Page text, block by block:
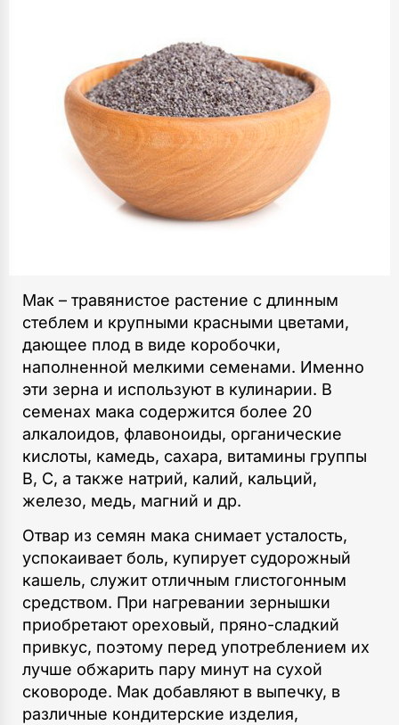
Мак – травянистое растение с длинным
стеблем и крупными красными цветами,
дающее плод в виде коробочки,
наполненной мелкими семенами. Именно
эти зерна и используют в кулинарии. В
семенах мака содержится более 20
алкалоидов, флавоноиды, органические
кислоты, камедь, сахара, витамины группы
В, С, а также натрий, калий, кальций,
железо, медь, магний и др.
Отвар из семян мака снимает усталость,
успокаивает боль, купирует судорожный
кашель, служит отличным глистогонным
средством. При нагревании зернышки
приобретают ореховый, пряно-сладкий
привкус, поэтому перед употреблением их
лучше обжарить пару минут на сухой
сковороде. Мак добавляют в выпечку, в
различные кондитерские изделия,